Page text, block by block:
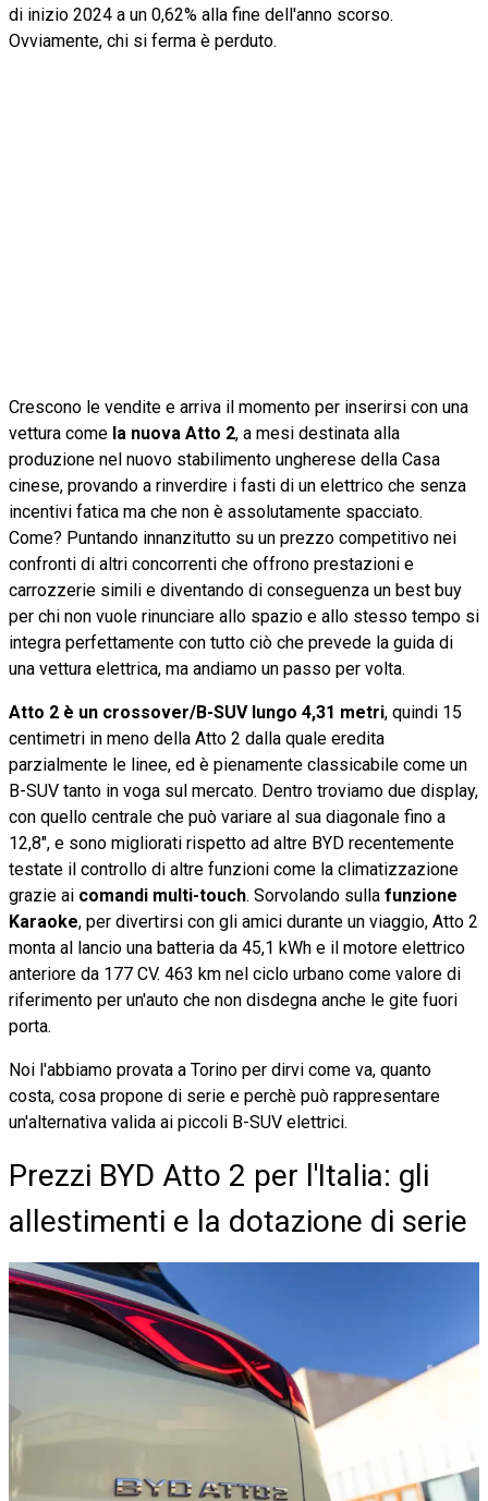
di inizio 2024 a un 0,62% alla fine dell'anno scorso.
Ovviamente, chi si ferma è perduto.
Crescono le vendite e arriva il momento per inserirsi con una
vettura come la nuova Atto 2, a mesi destinata alla
produzione nel nuovo stabilimento ungherese della Casa
cinese, provando a rinverdire i fasti di un elettrico che senza
incentivi fatica ma che non è assolutamente spacciato.
Come? Puntando innanzitutto su un prezzo competitivo nei
confronti di altri concorrenti che offrono prestazioni e
carrozzerie simili e diventando di conseguenza un best buy
per chi non vuole rinunciare allo spazio e allo stesso tempo si
integra perfettamente con tutto ciò che prevede la guida di
una vettura elettrica, ma andiamo un passo per volta.
Atto 2 è un crossover/B-SUV lungo 4,31 metri, quindi 15
centimetri in meno della Atto 2 dalla quale eredita
parzialmente le linee, ed è pienamente classicabile come un
B-SUV tanto in voga sul mercato. Dentro troviamo due display,
con quello centrale che può variare al sua diagonale fino a
12,8", e sono migliorati rispetto ad altre BYD recentemente
testate il controllo di altre funzioni come la climatizzazione
grazie ai comandi multi-touch. Sorvolando sulla funzione
Karaoke, per divertirsi con gli amici durante un viaggio, Atto 2
monta al lancio una batteria da 45,1 kWh e il motore elettrico
anteriore da 177 CV. 463 km nel ciclo urbano come valore di
riferimento per un'auto che non disdegna anche le gite fuori
porta.
Noi l'abbiamo provata a Torino per dirvi come va, quanto
costa, cosa propone di serie e perchè può rappresentare
un'alternativa valida ai piccoli B-SUV elettrici.
Prezzi BYD Atto 2 per l'Italia: gli
allestimenti e la dotazione di serie